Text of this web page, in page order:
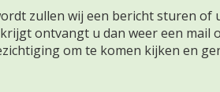
zullen wij een bericht sturen
ontvangt u dan weer een
om te komen kijken en